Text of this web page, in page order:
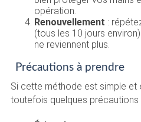
opération.
Renouvellement :
(tous les 10 jours
ne reviennent plus.
Précautions à prendre
Si cette méthode est simple
toutefois quelques précautions